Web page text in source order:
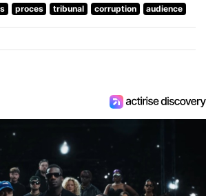
proces tribunal corruption audience